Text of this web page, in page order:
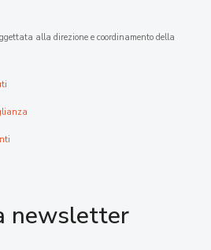
alla direzione e coordinamento della
newsletter